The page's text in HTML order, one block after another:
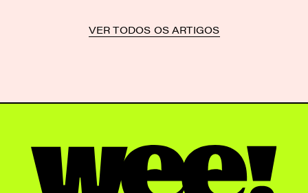
VER TODOS OS ARTIGOS